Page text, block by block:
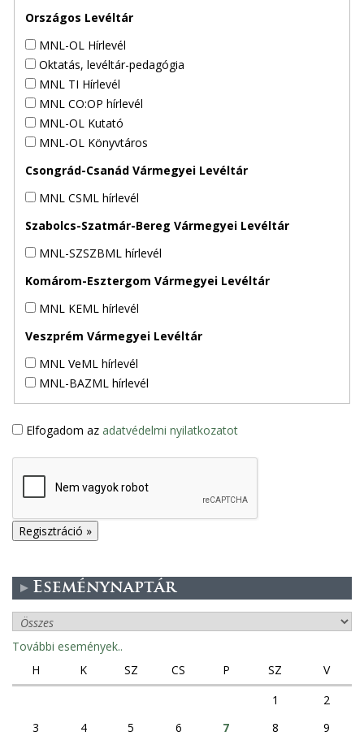
Országos Levéltár
MNL-OL Hírlevél
Oktatás, levéltár-pedagógia
MNL TI Hírlevél
MNL CO:OP hírlevél
MNL-OL Kutató
MNL-OL Könyvtáros
Csongrád-Csanád Vármegyei Levéltár
MNL CSML hírlevél
Szabolcs-Szatmár-Bereg Vármegyei Levéltár
MNL-SZSZBML hírlevél
Komárom-Esztergom Vármegyei Levéltár
MNL KEML hírlevél
Veszprém Vármegyei Levéltár
MNL VeML hírlevél
MNL-BAZML hírlevél
Elfogadom az adatvédelmi nyilatkozatot
Eseménynaptár
További események..
H
K SZ CS P SZ
V
1
2
3
4 5 6 7 8
9